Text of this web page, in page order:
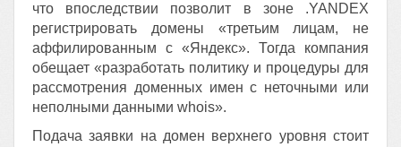
что впоследствии позволит в зоне .YANDEX
регистрировать домены «третьим лицам, не
аффилированным с «Яндекс». Тогда компания
обещает «разработать политику и процедуры для
рассмотрения доменных имен с неточными или
неполными данными whois».
Подача заявки на домен верхнего уровня стоит